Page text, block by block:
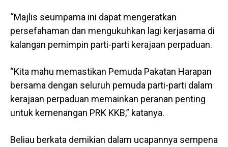
“Majlis seumpama ini dapat mengeratkan
persefahaman dan mengukuhkan lagi kerjasama di
kalangan pemimpin parti-parti kerajaan perpaduan.
“Kita mahu memastikan Pemuda Pakatan Harapan
bersama dengan seluruh pemuda parti-parti dalam
kerajaan perpaduan memainkan peranan penting
untuk kemenangan PRK KKB,” katanya.
Beliau berkata demikian dalam ucapannya sempena